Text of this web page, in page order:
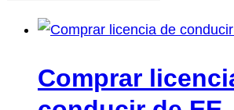
Comprar